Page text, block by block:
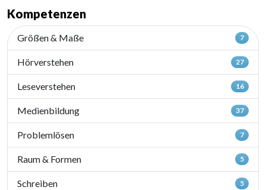
Kompetenzen
Größen & Maße 7
Hörverstehen 27
Leseverstehen 16
Medienbildung 37
Problemlösen 7
Raum & Formen 5
Schreiben 5